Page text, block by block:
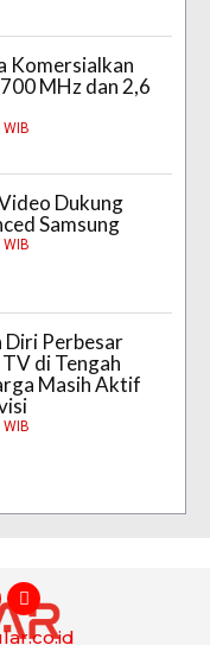
Komersialkan
MHz dan 2,6
Dukung
Samsung
Diri Perbesar
di Tengah
Masih Aktif